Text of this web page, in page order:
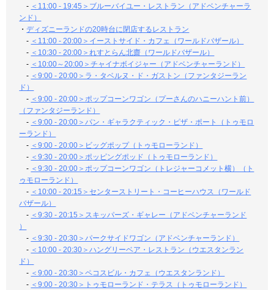
- ＜11:00 - 19:45＞ブルーバイユー・レストラン（アドベンチャーラ
ンド）
・ディズニーランドの20時台に閉店するレストラン
- ＜11:00 - 20:00＞イーストサイド・カフェ（ワールドバザール）
- ＜10:30 - 20:00＞れすとらん北齋（ワールドバザール）
- ＜10:00～20:00＞チャイナボイジャー（アドベンチャーランド）
- ＜9:00 - 20:00＞ラ・タベルヌ・ド・ガストン（ファンタジーラン
ド）
- ＜9:00 - 20:00＞ポップコーンワゴン（プーさんのハニーハント前）
（ファンタジーランド）
- ＜9:00 - 20:00＞パン・ギャラクティック・ピザ・ポート（トゥモロ
ーランド）
- ＜9:00 - 20:00＞ビッグポップ（トゥモローランド）
- ＜9:30 - 20:00＞ポッピングポッド（トゥモローランド）
- ＜9:30 - 20:00＞ポップコーンワゴン（トレジャーコメット横）（ト
ゥモローランド）
- ＜10:00 - 20:15＞センターストリート・コーヒーハウス（ワールド
バザール）
- ＜9:30 - 20:15＞スキッパーズ・ギャレー（アドベンチャーランド
）
- ＜9:30 - 20:30＞パークサイドワゴン（アドベンチャーランド）
- ＜10:00 - 20:30＞ハングリーベア・レストラン（ウエスタンラン
ド）
- ＜9:00 - 20:30＞ペコスビル・カフェ（ウエスタンランド）
- ＜9:00 - 20:30＞トゥモローランド・テラス（トゥモローランド）